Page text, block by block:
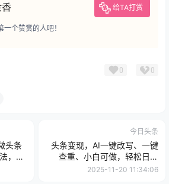
给TA打赏
个赞赏的人吧！
0 0
头条
，小
今日头条
头条变现，AI一键改写、一键
查重、小白可做，轻松日入
1000+
2025-11-20 11:34:06